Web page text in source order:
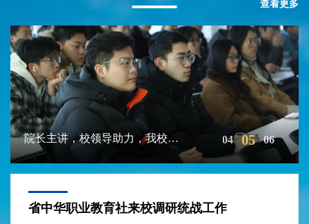
【科技日报】滨海健康人居与环境智慧管控联...
【大众日报】青岛滨海学院：立足齐鲁以中文...
青岛滨海学院召开2026年宣传思想文化工...
【光明教育家】俄罗斯维亚特卡国立大学短期...
院长主讲，校领导助力，我校扎实开展毕业生...
我校部署启动树立和践行正确政绩观学习教育...
01 02 05 06
省中华职业教育社来校调研统战工作
查看更多